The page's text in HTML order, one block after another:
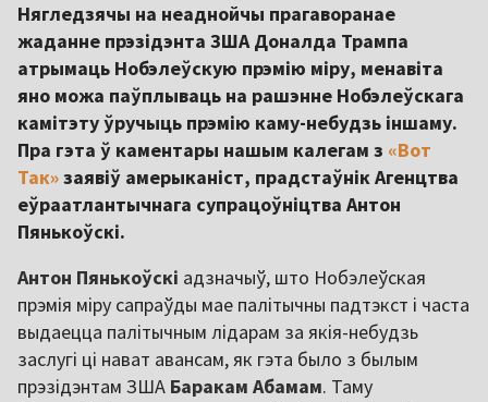
Нягледзячы на неаднойчы прагаворанае
жаданне прэзідэнта ЗША Доналда Трампа
атрымаць Нобэлеўскую прэмію міру, менавіта
яно можа паўплываць на рашэнне Нобэлеўскага
камітэту ўручыць прэмію каму-небудзь іншаму.
Пра гэта ў каментары нашым калегам з «Вот
Так»заявіў амерыканіст, прадстаўнік Агенцтва
еўраатлантычнага супрацоўніцтва Антон
Пянькоўскі.
Антон Пянькоўскі адзначыў, што Нобэлеўская
прэмія міру сапраўды мае палітычны падтэкст і часта
выдаецца палітычным лідарам за якія-небудзь
заслугі ці нават авансам, як гэта было з былым
прэзідэнтам ЗША Баракам Абамам. Таму